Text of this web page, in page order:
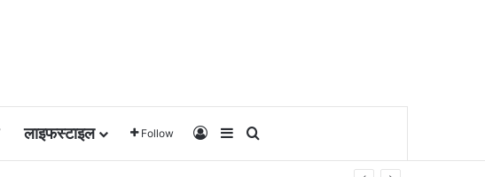
लाइफस्टाइल Follow Log InSidebar